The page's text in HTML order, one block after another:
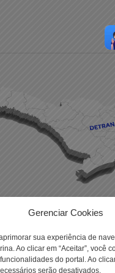
Gerenciar Cookies
sua experiência de
Ao clicar em “Aceitar”, você
do portal. Ao
serão desativados.